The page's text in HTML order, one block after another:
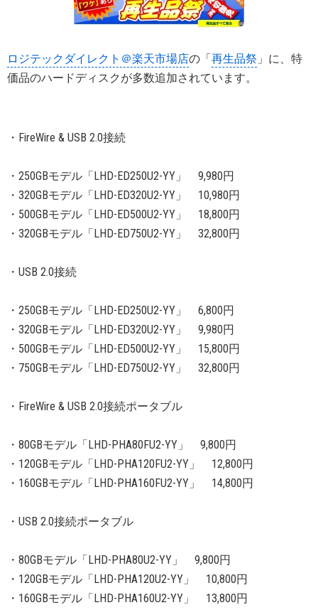
ロジテックダイレクト＠楽天市場店の「再生品祭 」に、特
価品のハードディスクが多数追加されています。
・FireWire & USB 2.0接続
・250GBモデル「LHD-ED250U2-YY」 9,980円
・320GBモデル「LHD-ED320U2-YY」 10,980円
・500GBモデル「LHD-ED500U2-YY」 18,800円
・320GBモデル「LHD-ED750U2-YY」 32,800円
・USB 2.0接続
・250GBモデル「LHD-ED250U2-YY」 6,800円
・320GBモデル「LHD-ED320U2-YY」 9,980円
・500GBモデル「LHD-ED500U2-YY」 15,800円
・750GBモデル「LHD-ED750U2-YY」 32,800円
・FireWire & USB 2.0接続ポータブル
・80GBモデル「LHD-PHA80FU2-YY」 9,800円
・120GBモデル「LHD-PHA120FU2-YY」 12,800円
・160GBモデル「LHD-PHA160FU2-YY」 14,800円
・USB 2.0接続ポータブル
・80GBモデル「LHD-PHA80U2-YY」 9,800円
・120GBモデル「LHD-PHA120U2-YY」 10,800円
・160GBモデル「LHD-PHA160U2-YY」 13,800円